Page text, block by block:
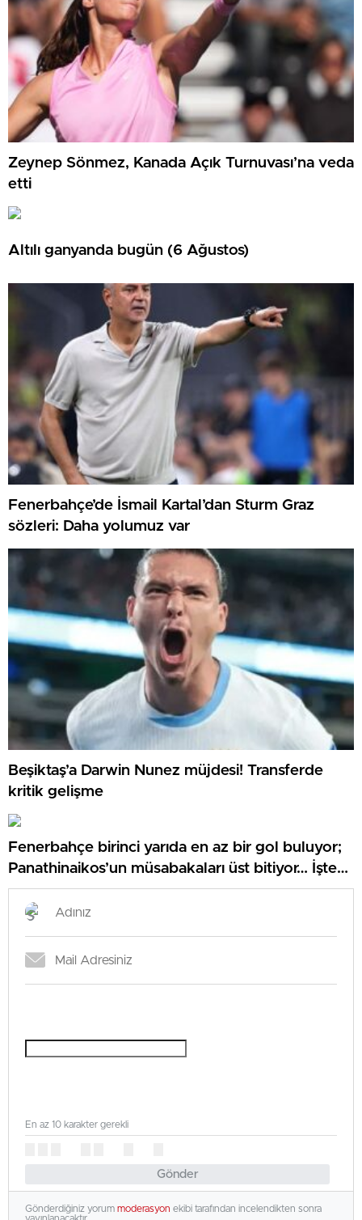
Zeynep Sönmez, Kanada Açık Turnuvası’na veda
etti
Altılı ganyanda bugün (6 Ağustos)
Fenerbahçe’de İsmail Kartal’dan Sturm Graz
sözleri: Daha yolumuz var
Beşiktaş’a Darwin Nunez müjdesi! Transferde
kritik gelişme
Fenerbahçe birinci yarıda en az bir gol buluyor;
Panathinaikos’un müsabakaları üst bitiyor… İşte
Misli’den Günün Tüyoları!
Gönder
En az 10 karakter gerekli
Gönderdiğiniz yorum moderasyon ekibi tarafından incelendikten sonra